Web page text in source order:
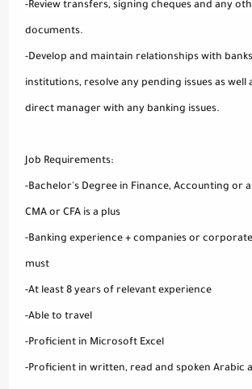
-Review transfers, signing cheques and any
documents.
-Develop and maintain relationships with
institutions, resolve any pending issues as well
direct manager with any banking issues.
Job Requirements:
-Bachelor's Degree in Finance, Accounting or
CMA or CFA is a plus
-Banking experience + companies or
must
-At least 8 years of relevant experience
-Able to travel
-Proficient in Microsoft Excel
-Proficient in written, read and spoken Arabic